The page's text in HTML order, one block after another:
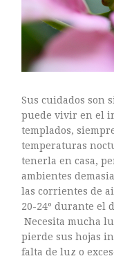
febrero 2016
enero 2016
diciembre 2015
noviembre 2015
septiembre 2015
agosto 2015
julio 2015
junio 2015
mayo 2015
julio 2014
abril 2014
Sus cuidados son
puede vivir en el
templados,
temperaturas
tenerla en casa,
ambientes
las corrientes de
20-24º durante el
Necesita mucha
pierde sus hojas
falta de luz o